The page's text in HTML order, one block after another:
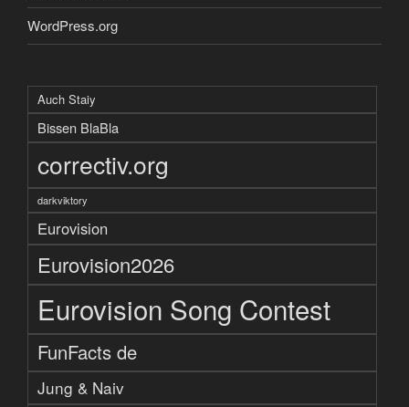
WordPress.org
Auch Staiy
Bissen BlaBla
correctiv.org
darkviktory
Eurovision
Eurovision2026
Eurovision Song Contest
FunFacts de
Jung & Naiv